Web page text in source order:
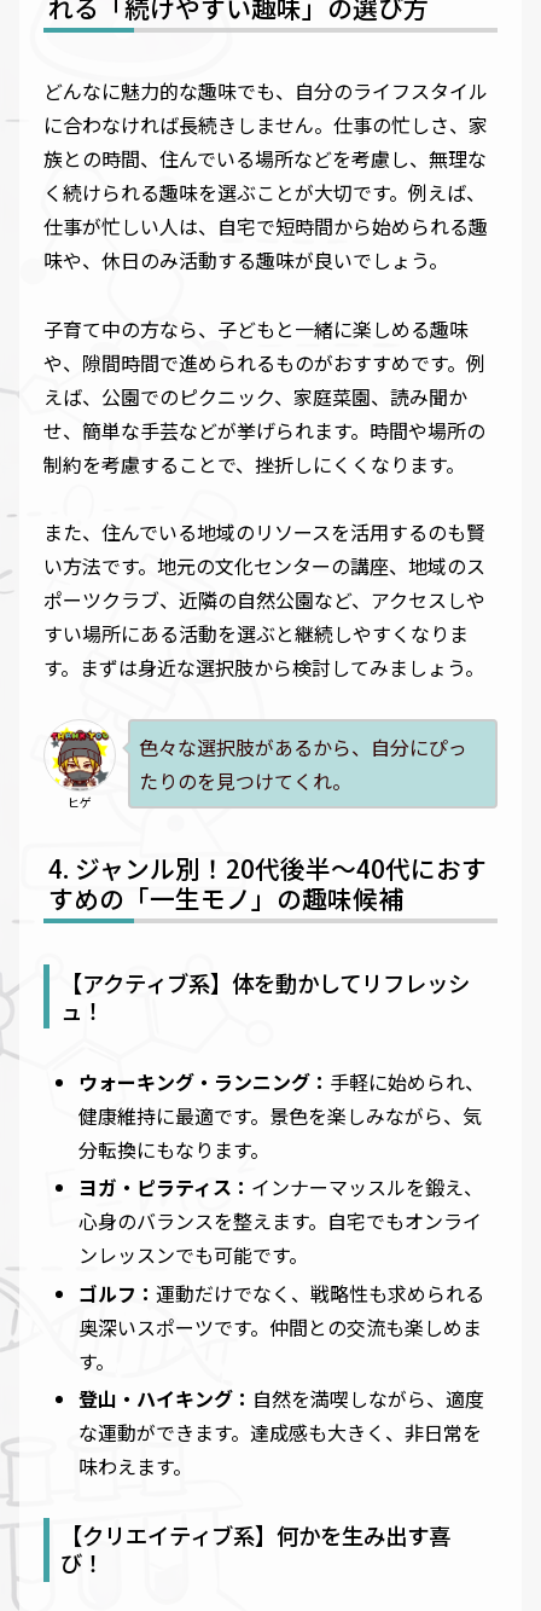
どんなに魅力的な趣味でも、自分のライフスタイル
に合わなければ長続きしません。仕事の忙しさ、家
族との時間、住んでいる場所などを考慮し、無理な
く続けられる趣味を選ぶことが大切です。例えば、
仕事が忙しい人は、自宅で短時間から始められる趣
味や、休日のみ活動する趣味が良いでしょう。
子育て中の方なら、子どもと一緒に楽しめる趣味
や、隙間時間で進められるものがおすすめです。例
えば、公園でのピクニック、家庭菜園、読み聞か
せ、簡単な手芸などが挙げられます。時間や場所の
制約を考慮することで、挫折しにくくなります。
また、住んでいる地域のリソースを活用するのも賢
い方法です。地元の文化センターの講座、地域のス
ポーツクラブ、近隣の自然公園など、アクセスしや
すい場所にある活動を選ぶと継続しやすくなりま
す。まずは身近な選択肢から検討してみましょう。
ヒゲ
色々な選択肢があるから、自分にぴっ
たりのを見つけてくれ。
ジャンル別！20代後半～40代におす
すめの「一生モノ」の趣味候補
【アクティブ系】体を動かしてリフレッシ
ュ！
ウォーキング・ランニング： 手軽に始められ、
健康維持に最適です。景色を楽しみながら、気
分転換にもなります。
ヨガ・ピラティス： インナーマッスルを鍛え、
心身のバランスを整えます。自宅でもオンライ
ンレッスンでも可能です。
ゴルフ：運動だけでなく、戦略性も求められる
奥深いスポーツです。仲間との交流も楽しめま
す。
登山・ハイキング： 自然を満喫しながら、適度
な運動ができます。達成感も大きく、非日常を
味わえます。
【クリエイティブ系】何かを生み出す喜
び！